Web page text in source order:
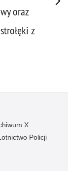
oraz
z
X
Policji